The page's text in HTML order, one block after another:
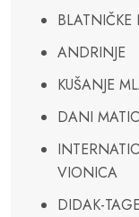
BLATNIČKE
ANDRINJE
KUŠANJE
DANI
VIONICA
DIDAK-TAGE